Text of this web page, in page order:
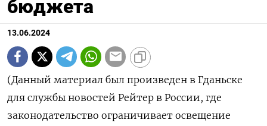
бюджета
13.06.2024
(Данный материал был произведен в Гданьске
для службы новостей Рейтер в России, где
законодательство ограничивает освещение